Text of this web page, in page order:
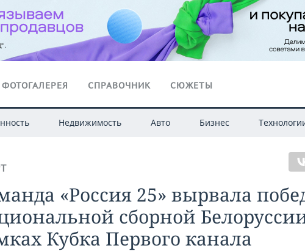
ФОТОГАЛЕРЕЯ СПРАВОЧНИК СЮЖЕТЫ
Недвижимость Авто Бизнес
«Россия 25» вырвала
сборной
Кубка Первого канала